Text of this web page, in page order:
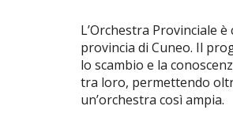
L’Orchestra Provinciale
provincia di Cuneo. Il
lo scambio e la
tra loro, permettendo
un’orchestra così ampia.